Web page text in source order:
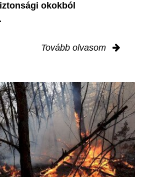
okokból
Tovább olvasom